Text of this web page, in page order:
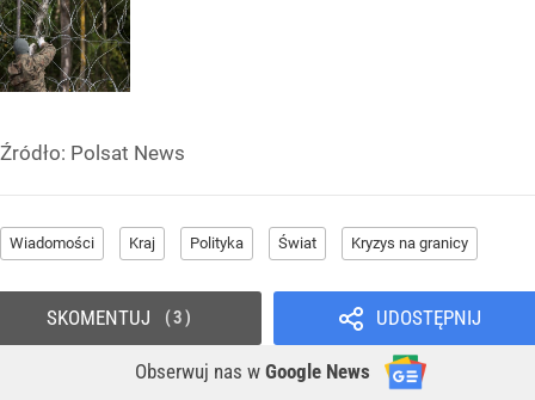
Źródło: Polsat News
Wiadomości Kraj Polityka Świat Kryzys na granicy
UDOSTĘPNIJ
Obserwuj nas w Google News
SKOMENTUJ 3